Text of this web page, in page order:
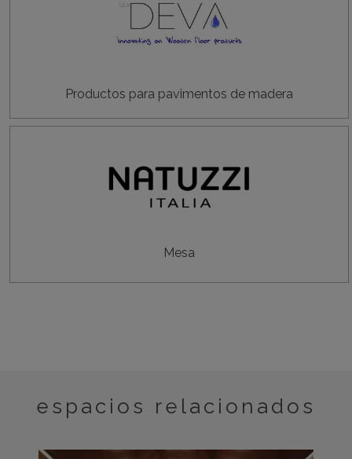
Productos para pavimentos de madera
Mesa
espacios relacionados